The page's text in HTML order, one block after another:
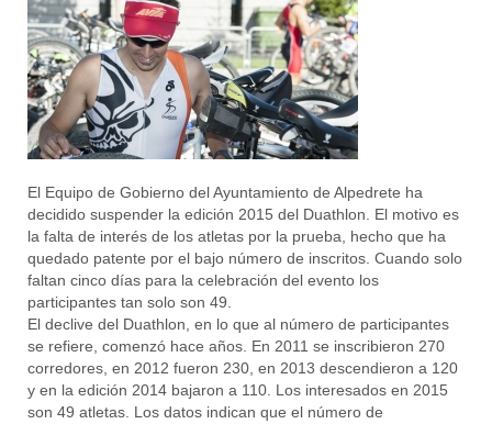
El Equipo de Gobierno del Ayuntamiento de Alpedrete ha
decidido suspender la edición 2015 del Duathlon. El motivo es
la falta de interés de los atletas por la prueba, hecho que ha
quedado patente por el bajo número de inscritos. Cuando solo
faltan cinco días para la celebración del evento los
participantes tan solo son 49.
El declive del Duathlon, en lo que al número de participantes
se refiere, comenzó hace años. En 2011 se inscribieron 270
corredores, en 2012 fueron 230, en 2013 descendieron a 120
y en la edición 2014 bajaron a 110. Los interesados en 2015
son 49 atletas. Los datos indican que el número de